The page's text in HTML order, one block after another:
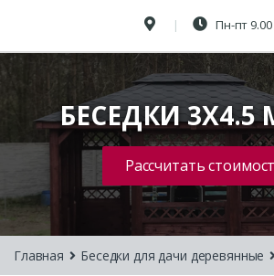
Пн-пт 9.00
БЕСЕДКИ 3Х4.5
Рассчитать
Главная Беседки для дачи деревянные